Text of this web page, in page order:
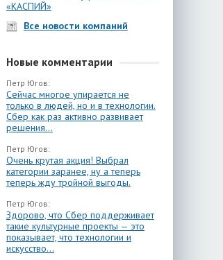
«КАСПИЙ»
Все новости компаний
Новые комментарии
Петр Югов:
Сейчас многое упирается не
только в людей, но и в технологии.
Сбер как раз активно развивает
решения...
Петр Югов:
Очень крутая акция! Выбрал
категории заранее, ну а теперь
теперь жду тройной выгоды.
Петр Югов:
Здорово, что Сбер поддерживает
такие культурные проекты — это
показывает, что технологии и
искусство...